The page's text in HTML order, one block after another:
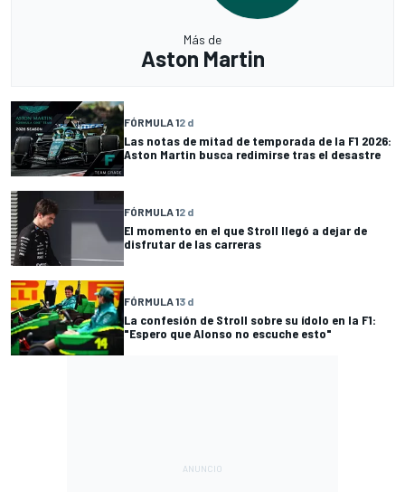
Más de
Aston Martin
FÓRMULA 12 d
Las notas de mitad de temporada de la F1 2026:
Aston Martin busca redimirse tras el desastre
FÓRMULA 12 d
El momento en el que Stroll llegó a dejar de
disfrutar de las carreras
FÓRMULA 13 d
La confesión de Stroll sobre su ídolo en la F1:
"Espero que Alonso no escuche esto"